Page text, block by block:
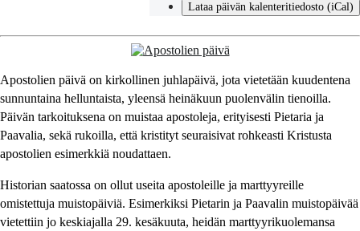
Lataa päivän kalenteritiedosto (iCal)
Apostolien päivä on kirkollinen juhlapäivä, jota vietetään kuudentena
sunnuntaina helluntaista, yleensä heinäkuun puolenvälin tienoilla.
Päivän tarkoituksena on muistaa apostoleja, erityisesti Pietaria ja
Paavalia, sekä rukoilla, että kristityt seuraisivat rohkeasti Kristusta
apostolien esimerkkiä noudattaen.
Historian saatossa on ollut useita apostoleille ja marttyyreille
omistettuja muistopäiviä. Esimerkiksi Pietarin ja Paavalin muistopäivää
vietettiin jo keskiajalla 29. kesäkuuta, heidän marttyyrikuolemansa